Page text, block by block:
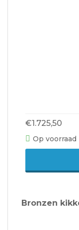
€1.725,50
Op voorraad
Bronzen